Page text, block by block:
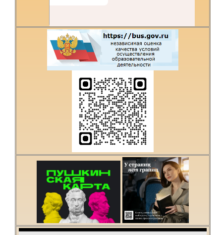
Есть предложения по
организации учебного
процесса или знаете,
как сделать техникум
лучше?
Написать о проблеме